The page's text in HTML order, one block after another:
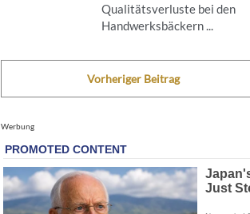
Qualitätsverluste bei den
Handwerksbäckern ...
Vorheriger Beitrag
Werbung